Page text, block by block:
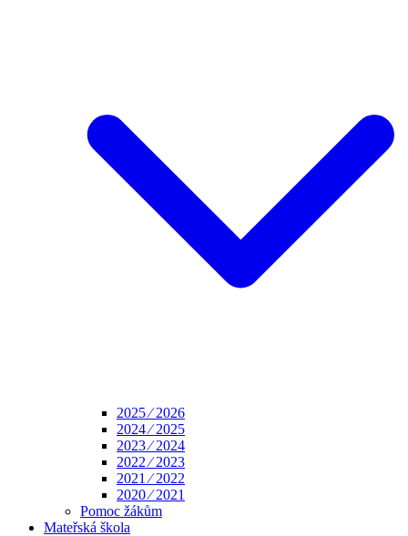
2025 ⁄ 2026
2024 ⁄ 2025
2023 ⁄ 2024
2022 ⁄ 2023
2021 ⁄ 2022
2020 ⁄ 2021
Pomoc žákům
Mateřská škola